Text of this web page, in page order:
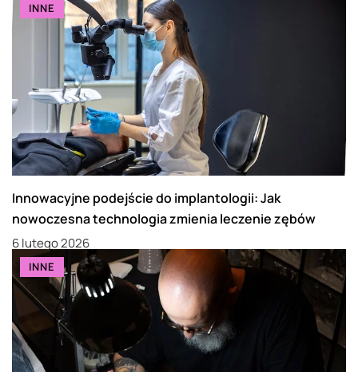
INNE
Innowacyjne podejście do implantologii: Jak
nowoczesna technologia zmienia leczenie zębów
6 lutego 2026
INNE